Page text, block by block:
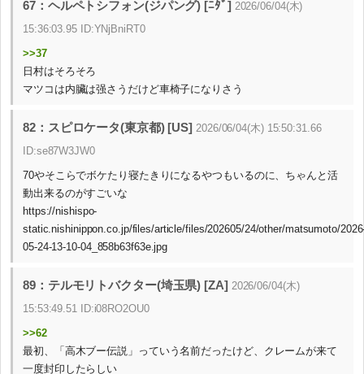
67：ヘルペトシフォン(ジパング) [ﾆﾀﾞ] 2026/06/04(木)
15:36:03.95 ID:YNjBniRT0
>>37
日村はそろそろ
マツコは内臟は强さうだけど車椅子になりさう
82：スピロケータ(東京都) [US] 2026/06/04(木) 15:50:31.66
ID:se87W3JW0
70やそこらでボケたり寝たきりになるやつもいるのに、ちゃんと活
動出来るのがすごいな
https://nishispo-
static.nishinippon.co.jp/files/article/files/202605/24/other/matsumoto/
05-24-13-10-04_858b63f63e.jpg
89：テルモリトバクター(埼玉県) [ZA] 2026/06/04(木)
15:53:49.51 ID:i08RO2OU0
>>62
最初、「高木ブー伝説」っていう名前だったけど、クレームが来て
一度封印したらしい